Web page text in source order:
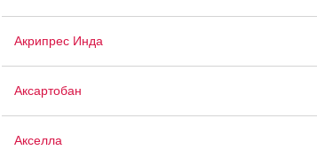
Акрипрес Инда
Аксартобан
Акселла